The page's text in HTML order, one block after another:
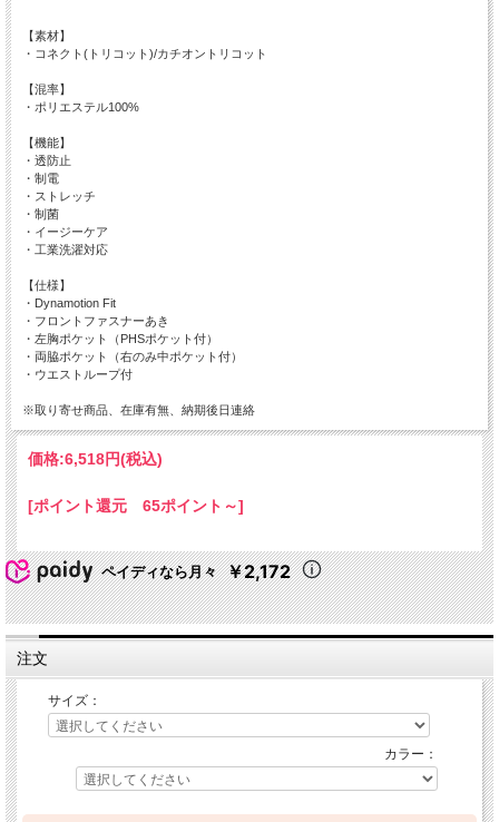
【素材】
・コネクト(トリコット)/カチオントリコット
【混率】
・ポリエステル100%
【機能】
・透防止
・制電
・ストレッチ
・制菌
・イージーケア
・工業洗濯対応
【仕様】
・Dynamotion Fit
・フロントファスナーあき
・左胸ポケット（PHSポケット付）
・両脇ポケット（右のみ中ポケット付）
・ウエストループ付
※取り寄せ商品、在庫有無、納期後日連絡
価格:6,518円(税込)
[ポイント還元 65ポイント～]
ペイディなら月々 ￥2,172
注文
サイズ：
カラー：